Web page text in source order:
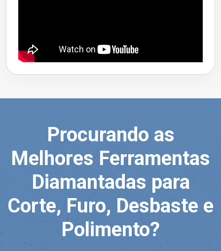
Procurando as
Melhores Ferramentas
Diamantadas para
Corte, Furo, Desbaste e
Polimento?